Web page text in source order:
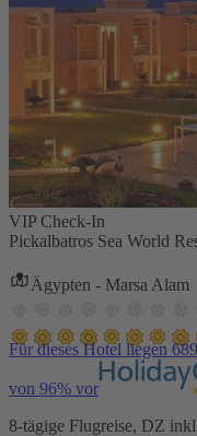
VIP Check-In
Pickalbatros Sea World
Ägypten - Marsa Alam
Für dieses Hotel liegen
von 96% vor
8-tägige Flugreise, DZ